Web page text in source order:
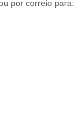
por correio para: